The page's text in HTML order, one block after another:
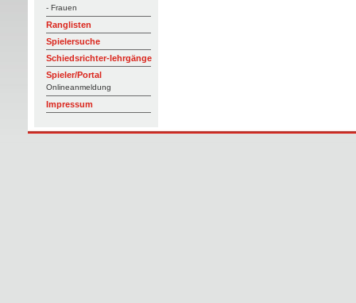
- Frauen
Ranglisten
Spielersuche
Schiedsrichter-lehrgänge
Spieler/Portal
Onlineanmeldung
Impressum